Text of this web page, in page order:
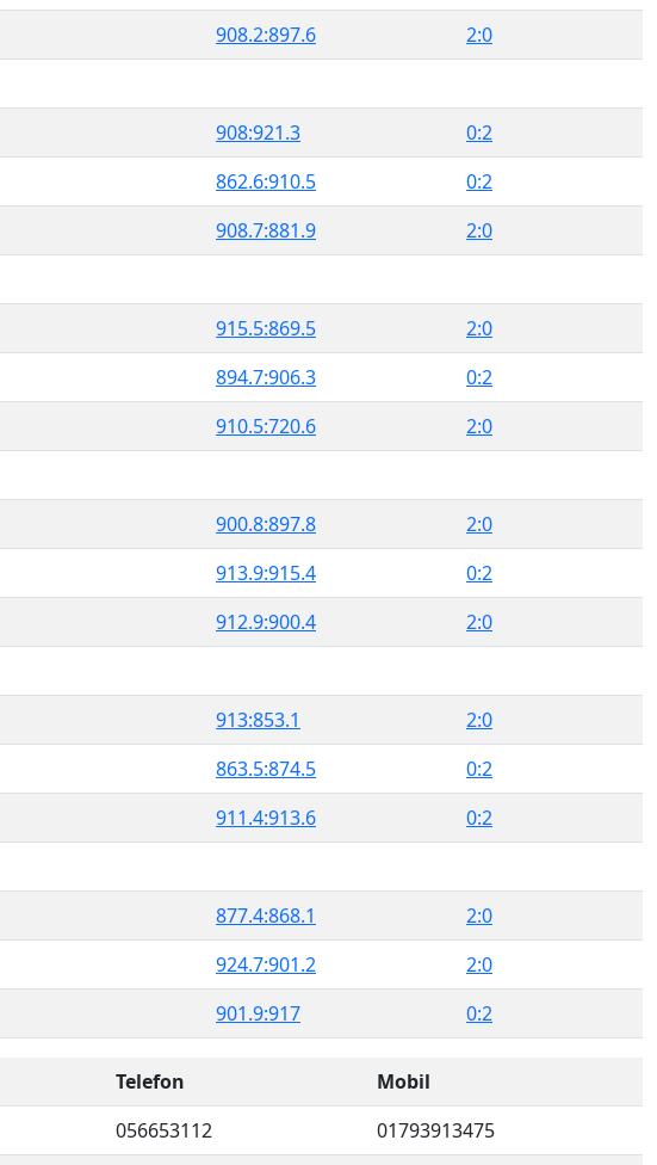
908.2:897.6
2:0
908:921.3
0:2
862.6:910.5
0:2
908.7:881.9
2:0
915.5:869.5
2:0
894.7:906.3
0:2
910.5:720.6
2:0
900.8:897.8
2:0
913.9:915.4
0:2
912.9:900.4
2:0
913:853.1
2:0
863.5:874.5
0:2
911.4:913.6
0:2
877.4:868.1
2:0
924.7:901.2
2:0
901.9:917 0:2
Telefon
Mobil
056653112 01793913475